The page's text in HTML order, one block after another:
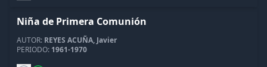
Niña de Primera Comunión
AUTOR: REYES ACUÑA, Javier
PERIODO: 1961-1970